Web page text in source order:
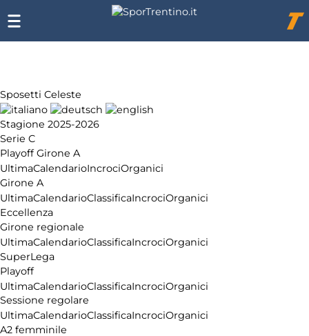
Sposetti Celeste
Stagione 2025-2026
Serie C
Playoff Girone A
UltimaCalendarioIncrociOrganici
Girone A
UltimaCalendarioClassificaIncrociOrganici
Eccellenza
Girone regionale
UltimaCalendarioClassificaIncrociOrganici
SuperLega
Playoff
UltimaCalendarioClassificaIncrociOrganici
Sessione regolare
UltimaCalendarioClassificaIncrociOrganici
A2 femminile
Chi
siamo
Affiliazione